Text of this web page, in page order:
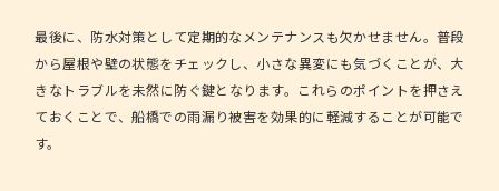
最後に、防水対策として定期的なメンテナンスも欠かせません。普段
から屋根や壁の状態をチェックし、小さな異変にも気づくことが、大
きなトラブルを未然に防ぐ鍵となります。これらのポイントを押さえ
ておくことで、船橋での雨漏り被害を効果的に軽減することが可能で
す。